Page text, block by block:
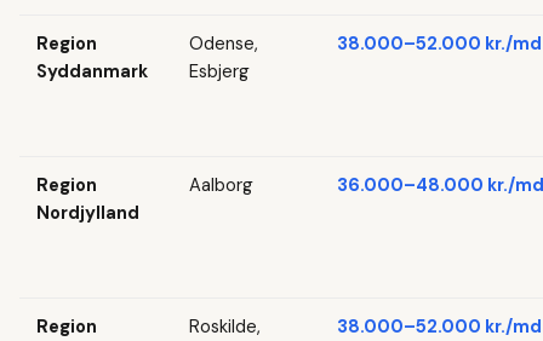
Region
Syddanmark
Odense,
Esbjerg
38.000–52.000 kr./
Region
Nordjylland
Aalborg 36.000–48.000 kr./
Region
Roskilde,
38.000–52.000 kr./